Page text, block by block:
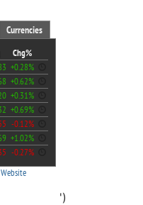
')